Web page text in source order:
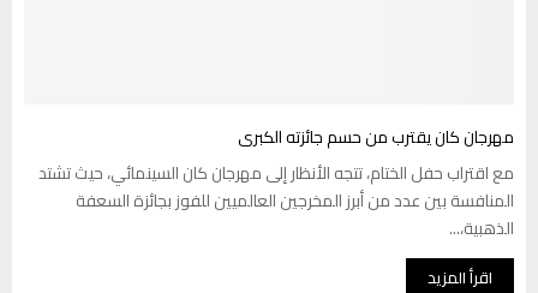
مهرجان كان يقترب من حسم جائزته الكبرى
مع اقتراب حفل الختام، تتجه الأنظار إلى مهرجان كان السينمائي، حيث تشتد
المنافسة بين عدد من أبرز المخرجين العالميين للفوز بجائزة السعفة
الذهبية،...
اقرأ المزيد